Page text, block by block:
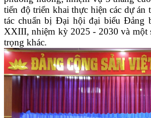
tiến độ triển khai thực hiện các dự án
tác chuẩn bị Đại hội đại biểu Đảng
XXIII, nhiệm kỳ 2025 - 2030 và một
trọng khác.